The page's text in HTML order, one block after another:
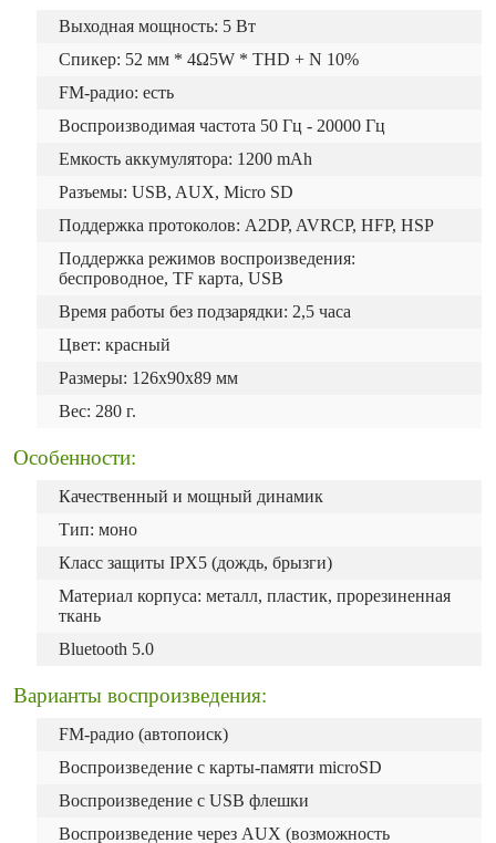
Выходная мощность: 5 Вт
Спикер: 52 мм * 4Ω5W * THD + N 10%
FM-радио: есть
Воспроизводимая частота 50 Гц - 20000 Гц
Емкость аккумулятора: 1200 mAh
Разъемы: USB, AUX, Micro SD
Поддержка протоколов: A2DP, AVRCP, HFP, HSP
Поддержка режимов воспроизведения:
беспроводное, TF карта, USB
Время работы без подзарядки: 2,5 часа
Цвет: красный
Размеры: 126х90х89 мм
Вес: 280 г.
Особенности:
Качественный и мощный динамик
Тип: моно
Класс защиты IPX5 (дождь, брызги)
Материал корпуса: металл, пластик, прорезиненная
ткань
Bluetooth 5.0
Варианты воспроизведения:
FM-радио (автопоиск)
Воспроизведение с карты-памяти microSD
Воспроизведение с USB флешки
Воспроизведение через AUX (возможность